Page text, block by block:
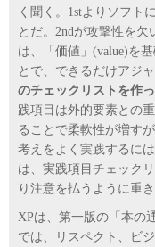
く聞く。1stよりソフト
とだ。2ndが攻撃性を
は、「価値」(value)を
とで、できるだけアジ
のチェックリストを作
践項目は外的要素との
ることで柔軟性が増す
考えをよく実践するに
は、実践項目チェック
り注意を払うように重
XPは、第一版の「本の
では、リスペクト、ビ